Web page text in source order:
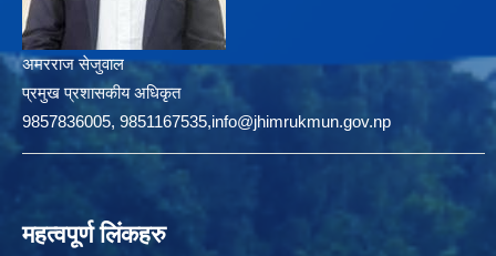
अमरराज सेजुवाल
प्रमुख प्रशासकीय अधिकृत
9857836005, 9851167535,info@jhimrukmun.gov.np
महत्वपूर्ण लिंकहरु